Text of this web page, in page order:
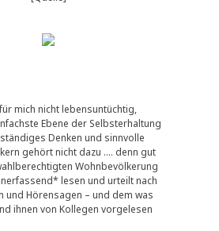
mich nicht lebensuntüchtig,
Ebene der Selbsterhaltung
Denken und sinnvolle
gehört nicht dazu …. denn gut
Wohnbevölkerung
lesen und urteilt nach
und Hörensagen – und dem was
ihnen von Kollegen vorgelesen